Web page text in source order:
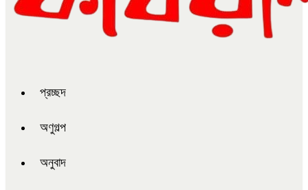
প্রচ্ছদ
অণুগল্প
অনুবাদ